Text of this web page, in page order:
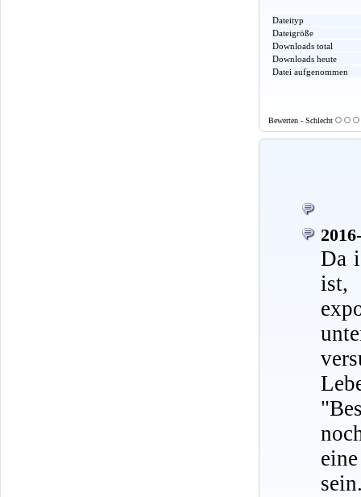
Dateityp
Dateigröße
Downloads total
Downloads heute
Datei aufgenommen
Bewerten - Schlecht
Da
ist,